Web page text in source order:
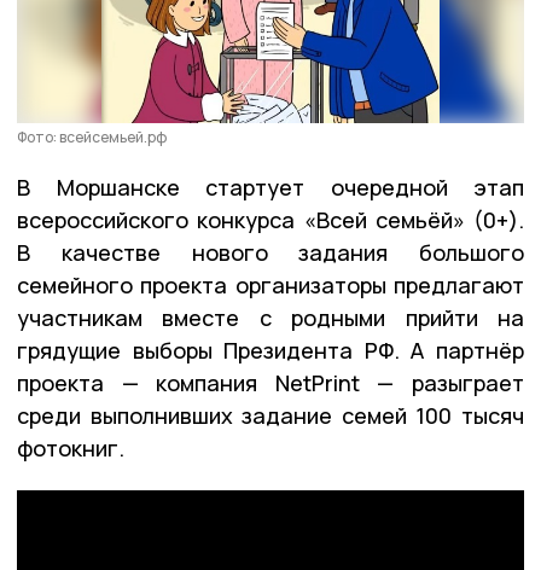
Фото: всейсемьей.рф
В Моршанске стартует очередной этап
всероссийского конкурса «Всей семьёй» (0+).
В качестве нового задания большого
семейного проекта организаторы предлагают
участникам вместе с родными прийти на
грядущие выборы Президента РФ. А партнёр
проекта — компания NetPrint — разыграет
среди выполнивших задание семей 100 тысяч
фотокниг.